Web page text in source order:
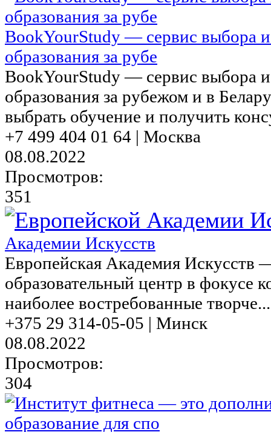
BookYourStudy — сервис выбора
образования за рубе
BookYourStudy — сервис выбора
образования за рубежом и в
выбрать обучение и получить
+7 499 404 01 64 | Москва
08.08.2022
Просмотров:
351
Академии Искусств
Европейская Академия Искусств
образовательный центр в фокусе
наиболее востребованные творче...
+375 29 314-05-05 | Минск
08.08.2022
Просмотров:
304